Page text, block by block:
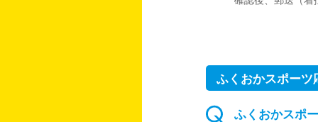
ふくおかスポーツ
ふくおかスポ